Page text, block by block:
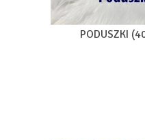
PODUSZKI